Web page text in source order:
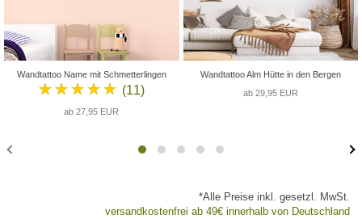
Wandtattoo Name mit Schmetterlingen
★★★★★ (11)
ab 27,95 EUR
Wandtattoo Alm Hütte in den Bergen
ab 29,95 EUR
*Alle Preise inkl. gesetzl. MwSt.
versandkostenfrei ab 49€ innerhalb von Deutschland